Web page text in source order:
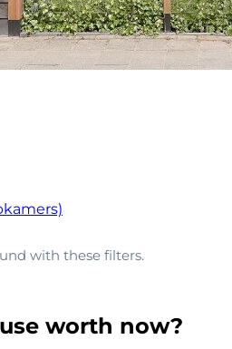
with these filters.
worth now?